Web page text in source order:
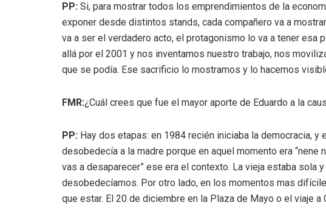
PP: Si, para mostrar todos los emprendimientos de la
exponer desde distintos stands, cada compañero va a
va a ser el verdadero acto, el protagonismo lo va a tener esa
allá por el 2001 y nos inventamos nuestro trabajo, nos
que se podía. Ese sacrificio lo mostramos y lo hacemos
FMR:¿Cuál crees que fue el mayor aporte de Eduardo a la
PP: Hay dos etapas: en 1984 recién iniciaba la democracia,
desobedecía a la madre porque en aquel momento era “nene
vas a desaparecer” ese era el contexto. La vieja estaba sola
desobedecíamos. Por otro lado, en los momentos mas
que estar. El 20 de diciembre en la Plaza de Mayo o el viaje